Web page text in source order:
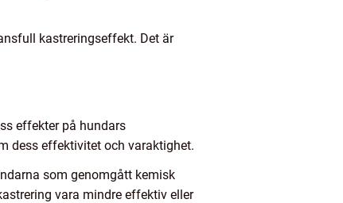
kastreringseffekt. Det är
effekter på hundars
dess effektivitet och varaktighet.
som genomgått kemisk
vara mindre effektiv eller